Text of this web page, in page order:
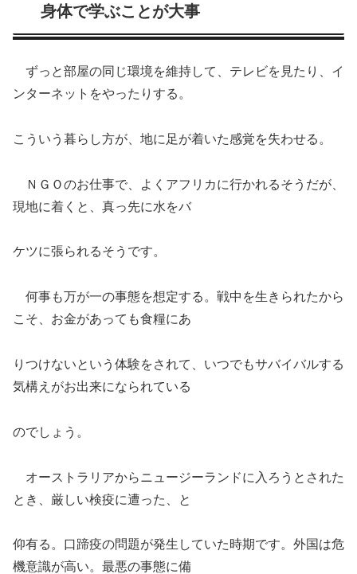
身体で学ぶことが大事
ずっと部屋の同じ環境を維持して、テレビを見たり、イ
ンターネットをやったりする。
こういう暮らし方が、地に足が着いた感覚を失わせる。
ＮＧＯのお仕事で、よくアフリカに行かれるそうだが、
現地に着くと、真っ先に水をバ
ケツに張られるそうです。
何事も万が一の事態を想定する。戦中を生きられたから
こそ、お金があっても食糧にあ
りつけないという体験をされて、いつでもサバイバルする
気構えがお出来になられている
のでしょう。
オーストラリアからニュージーランドに入ろうとされた
とき、厳しい検疫に遭った、と
仰有る。口蹄疫の問題が発生していた時期です。外国は危
機意識が高い。最悪の事態に備